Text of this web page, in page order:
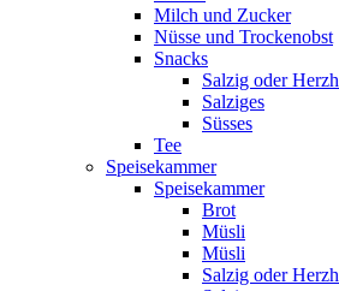
Milch und Zucker
Nüsse und Trockenobst
Snacks
Salzig oder
Salziges
Süsses
Tee
Speisekammer
Speisekammer
Brot
Müsli
Müsli
Salzig oder